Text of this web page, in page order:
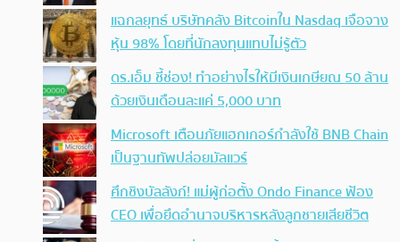
แฉกลยุทธ์ บริษัทคลัง Bitcoinใน Nasdaq เจือจาง
หุ้น 98% โดยที่นักลงทุนแทบไม่รู้ตัว
ดร.เอ็ม ชี้ช่อง! ทำอย่างไรให้มีเงินเกษียณ 50 ล้าน
ด้วยเงินเดือนละแค่ 5,000 บาท
Microsoft เตือนภัยแฮกเกอร์กำลังใช้ BNB Chain
เป็นฐานทัพปล่อยมัลแวร์
ศึกชิงบัลลังก์! แม่ผู้ก่อตั้ง Ondo Finance ฟ้อง
CEO เพื่อยึดอำนาจบริหารหลังลูกชายเสียชีวิต